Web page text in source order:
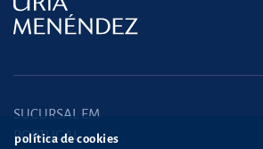
SUCURSAL EM
PORTUGAL
política de cookies